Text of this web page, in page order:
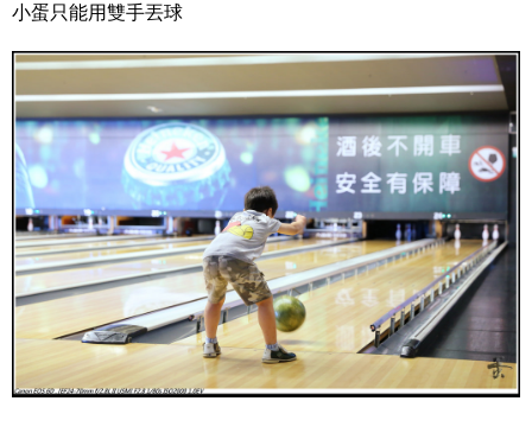
小蛋只能用雙手丟球